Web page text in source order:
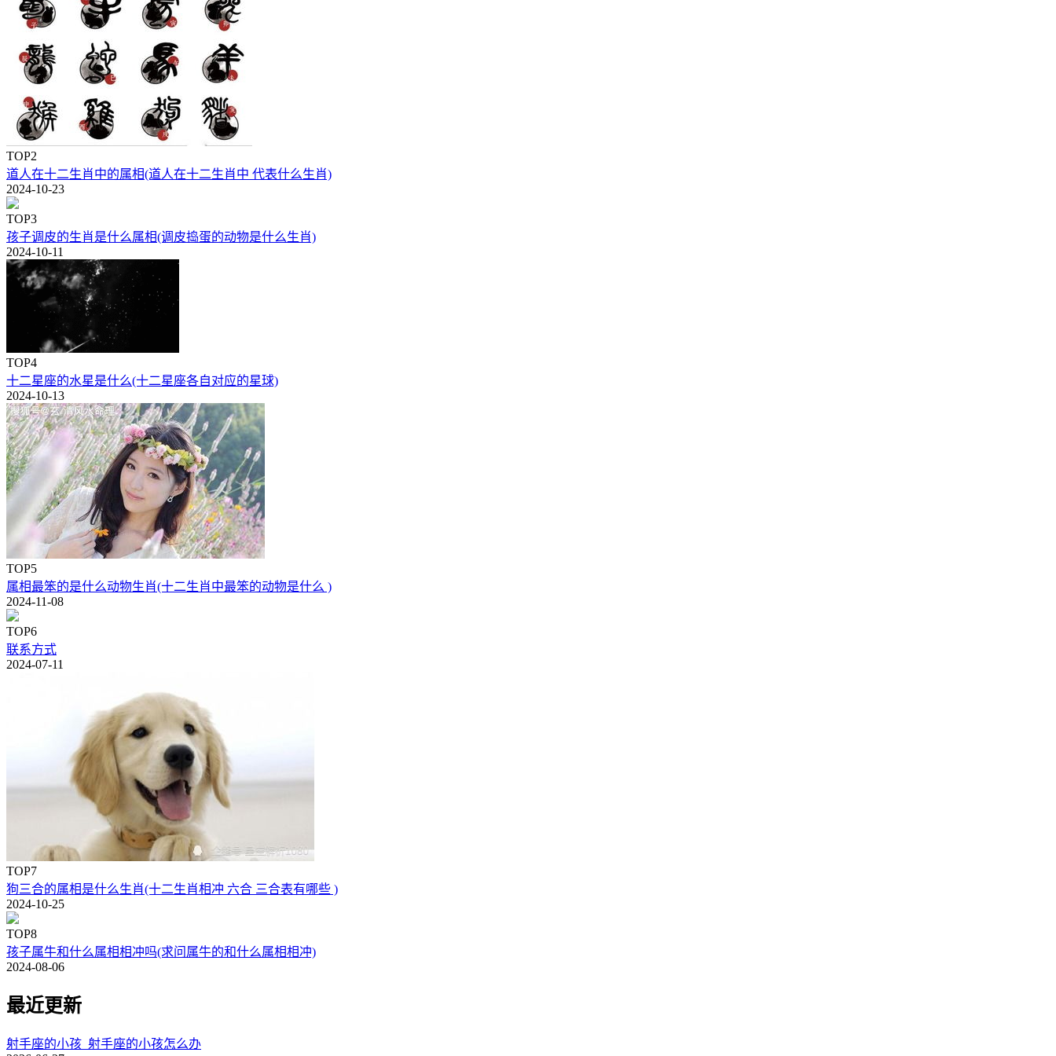
TOP2
道人在十二生肖中的属相(道人在十二生肖中 代表什么生肖)
2024-10-23
TOP3
孩子调皮的生肖是什么属相(调皮捣蛋的动物是什么生肖)
2024-10-11
TOP4
十二星座的水星是什么(十二星座各自对应的星球)
2024-10-13
TOP5
属相最笨的是什么动物生肖(十二生肖中最笨的动物是什么 )
2024-11-08
TOP6
联系方式
2024-07-11
TOP7
狗三合的属相是什么生肖(十二生肖相冲 六合 三合表有哪些 )
2024-10-25
TOP8
孩子属牛和什么属相相冲吗(求问属牛的和什么属相相冲)
2024-08-06
最近更新
射手座的小孩_射手座的小孩怎么办